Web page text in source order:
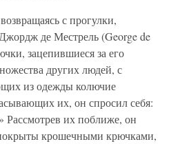
с прогулки,
де Местрель (George de
зацепившиеся за его
других людей, с
из одежды колючие
их, он спросил себя:
Рассмотрев их поближе, он
крошечными крючками,